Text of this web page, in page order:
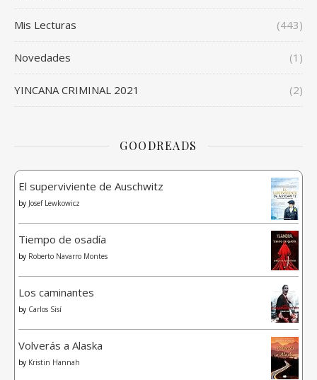
Mis Lecturas (443)
Novedades (1)
YINCANA CRIMINAL 2021 (2)
GOODREADS
El superviviente de Auschwitz
by Josef Lewkowicz
Tiempo de osadía
by Roberto Navarro Montes
Los caminantes
by Carlos Sisí
Volverás a Alaska
by Kristin Hannah